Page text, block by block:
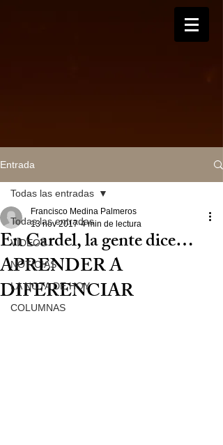
Entrada
Todas las entradas
VIDEOS
NOTICIAS
LA NOTA DE HOY
COLUMNAS
Todas las entradas
En Cardel, la gente dice…
APRENDER A
DIFERENCIAR
Francisco Medina Palmeros
13 nov 2017 4 min de lectura